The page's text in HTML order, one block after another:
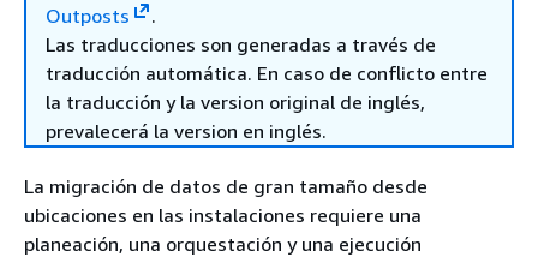
Outposts
.
Las traducciones son generadas a través de
traducción automática. En caso de conflicto entre
la traducción y la version original de inglés,
prevalecerá la version en inglés.
La migración de datos de gran tamaño desde
ubicaciones en las instalaciones requiere una
planeación, una orquestación y una ejecución